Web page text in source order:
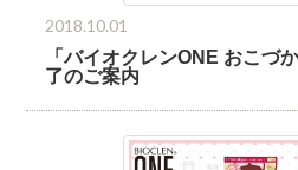
2018.10.01
「バイオクレンONE おこづ
了のご案内